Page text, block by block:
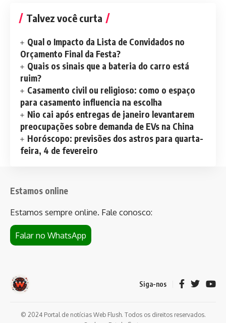
Talvez você curta
Qual o Impacto da Lista de Convidados no
Orçamento Final da Festa?
Quais os sinais que a bateria do carro está
ruim?
Casamento civil ou religioso: como o espaço
para casamento influencia na escolha
Nio cai após entregas de janeiro levantarem
preocupações sobre demanda de EVs na China
Horóscopo: previsões dos astros para quarta-
feira, 4 de fevereiro
Estamos online
Estamos sempre online. Fale conosco:
Falar no WhatsApp
Siga-nos
© 2024 Portal de notícias Web Flush. Todos os direitos reservados.